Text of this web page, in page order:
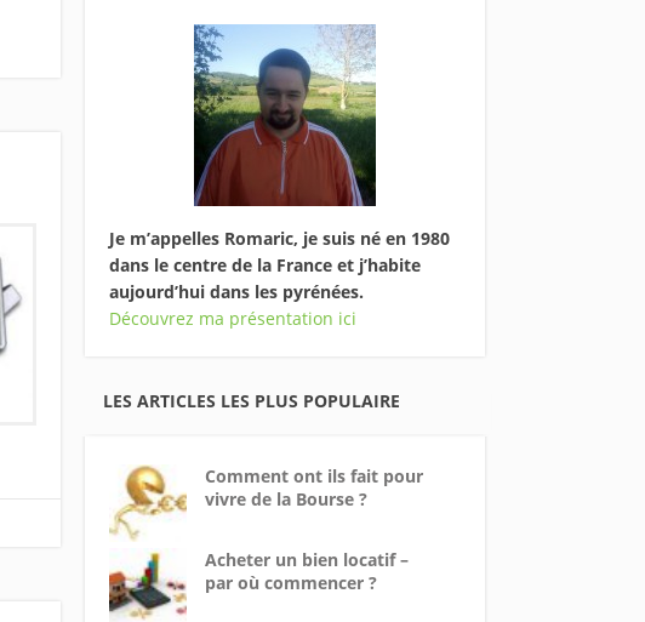
Je m’appelles Romaric, je suis né en 1980
dans le centre de la France et j’habite
aujourd’hui dans les pyrénées.
Découvrez ma présentation ici
LES ARTICLES LES PLUS POPULAIRE
Comment ont ils fait pour
vivre de la Bourse ?
Acheter un bien locatif –
par où commencer ?